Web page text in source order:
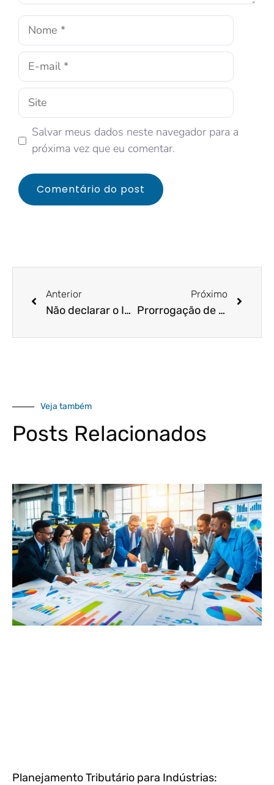
Salvar meus dados neste navegador para a
próxima vez que eu comentar.
Anterior
Não declarar o Imposto de Renda – o que acontece?
Próximo
Prorrogação de entrega de declaração 2021 – como ficou?
Veja também
Posts Relacionados
Planejamento Tributário para Indústrias: